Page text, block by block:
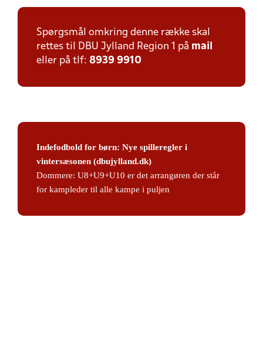
Spørgsmål omkring denne række skal
rettes til DBU Jylland Region 1 på mail
eller på tlf: 8939 9910
Indefodbold for børn: Nye spilleregler i
vintersæsonen (dbujylland.dk)
Dommere: U8+U9+U10 er det arrangøren der står
for kampleder til alle kampe i puljen